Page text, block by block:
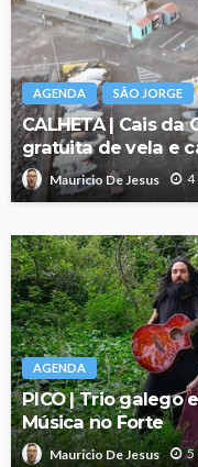
AGENDA SÃO JORGE
CALHETA | Cais
gratuita de vela e
Mauricio De Jesus 4
AGENDA
PICO | Trio galego
Música no Forte
Mauricio De Jesus 5